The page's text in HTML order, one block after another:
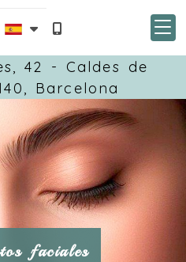
42 - Caldes de
Barcelona
faciales